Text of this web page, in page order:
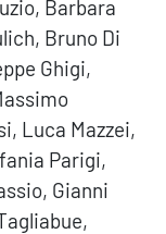
Barbara
Bruno Di
Ghigi,
Luca Mazzei,
Parigi,
Gianni